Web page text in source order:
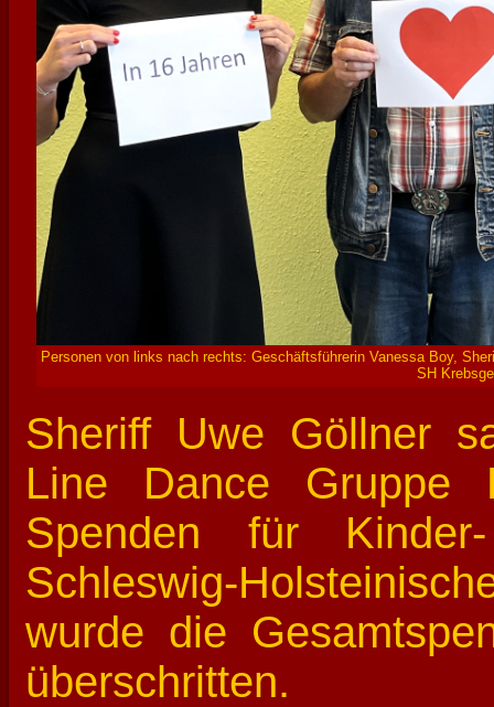
Personen von links nach rechts: Geschäftsführerin Vanessa Boy,
SH
Sheriff Uwe Göllner
Line Dance
Spenden für
Schleswig-
wurde die
überschritten.